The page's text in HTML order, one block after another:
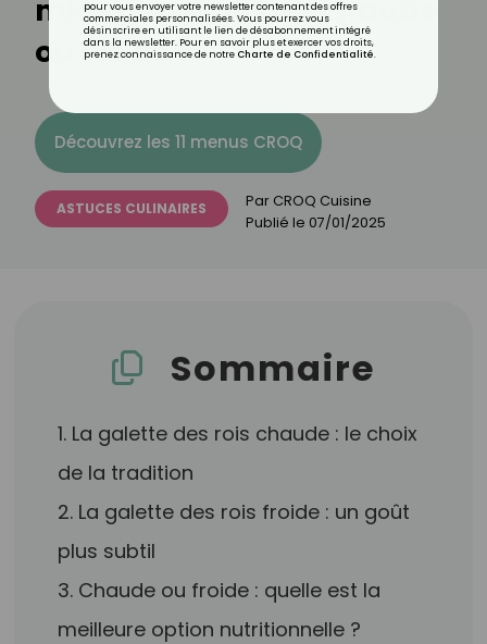
mieux la déguster chaude
ou froide ?
Découvrez les 11 menus CROQ
ASTUCES CULINAIRES Par CROQ Cuisine
Publié le 07/01/2025
Sommaire
1. La galette des rois chaude : le choix
de la tradition
2. La galette des rois froide : un goût
plus subtil
3. Chaude ou froide : quelle est la
meilleure option nutritionnelle ?
pour vous envoyer votre newsletter contenant des offres
commerciales personnalisées. Vous pourrez vous
désinscrire en utilisant le lien de désabonnement intégré
dans la newsletter. Pour en savoir plus et exercer vos droits,
prenez connaissance de notre Charte de Confidentialité.